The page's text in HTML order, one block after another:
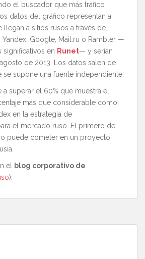
el buscador que más tráfico
datos del gráfico representan a
llegan a sitios rusos a través de
Google, Mail.ru o Rambler —
significativos en Runet— y serían
de 2013. Los datos salen de
se supone una fuente independiente.
superar el 60% que muestra el
más que considerable como
en la estrategia de
el mercado ruso. El primero de
puede cometer en un proyecto
el
blog corporativo de
).